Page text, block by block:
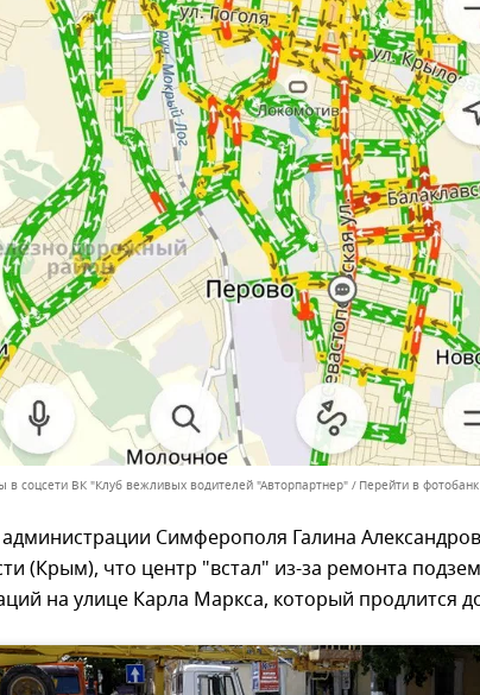
в соцсети ВК "Клуб вежливых водителей "Авторпартнер" Перейти в фотобанк
Симферополя Галина
(Крым), что центр "встал" из-за ремонта
на улице Карла Маркса, который продлится